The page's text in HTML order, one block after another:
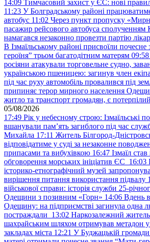
14:09 Тимчасовий захист у ЄС: нові
11:23 У Болградському районі
автобус 11:02 Через пункт пропуску
пасажир рейсового автобуса
намагався незаконно провезти партію
В Ізмаїльському районі присвоїли
героїня” трьом багатодітним матерям 09:58
росіяни атакували торговельне судно,
українською пшеницею: загинув член
під час руху автомобіль провалився під
припиняє терор мирного населення
житло та транспорт громадян, є потерпілий
05/08/2026
17:49 Рік у небесному строю: Ізмаїльські
вшанували пам’ять загиблого під час
Михайла 17:11 Житель Білгород-
відповідатиме у суді за незаконне
припасами та вибухівкою 16:47 Ізмаїл
обговорення морських ініціатив ЄС 16:03
історико-етнографічний музей
вирішення питання використання підвалу
військової справи: історія служби 25-
Одещини з позивним «Горн» 14:06 Вдень
Одещину: на підприємстві загинула одна
постраждали 13:02 Наркозалежний житель
шахрайським шляхом отримував метадон
закладах міста 12:21 У Буджацькій громади